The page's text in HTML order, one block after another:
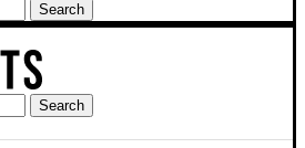
Search
Search